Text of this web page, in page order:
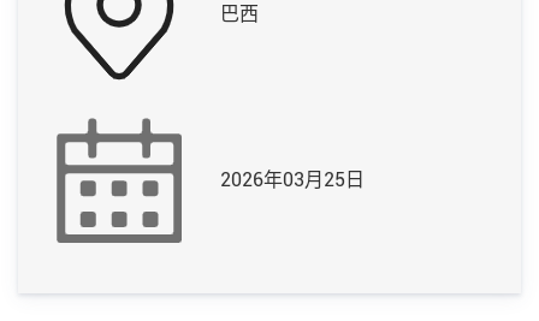
巴西
2026年03月25日